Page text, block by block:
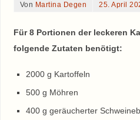
Von Martina Degen 25. April
Für 8 Portionen der leckeren
folgende Zutaten benötigt:
2000 g Kartoffeln
500 g Möhren
400 g geräucherter